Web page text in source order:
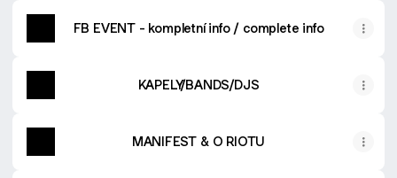
FB EVENT - kompletní info / complete info
KAPELY/BANDS/DJS
MANIFEST & O RIOTU